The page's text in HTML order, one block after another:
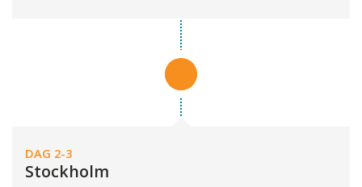
DAG 2-3
Stockholm